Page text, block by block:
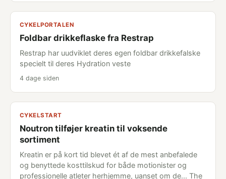
CYKELPORTALEN
Foldbar drikkeflaske fra Restrap
Restrap har uudviklet deres egen foldbar drikkefalske
specielt til deres Hydration veste
4 dage siden
CYKELSTART
Noutron tilføjer kreatin til voksende
sortiment
Kreatin er på kort tid blevet ét af de mest anbefalede
og benyttede kosttilskud for både motionister og
professionelle atleter herhjemme, uanset om de... The